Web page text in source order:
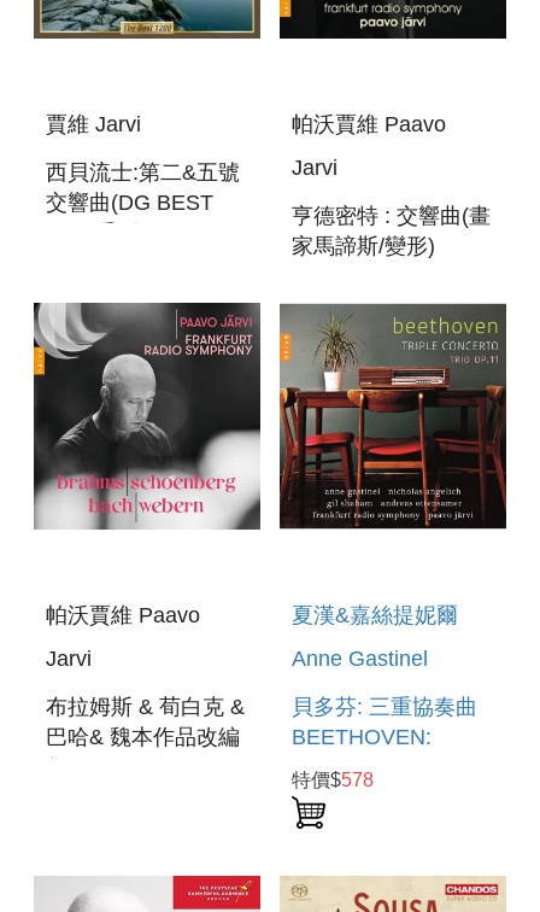
賈維 Jarvi
西貝流士:第二&五號
交響曲(DG BEST
帕沃賈維 Paavo
Jarvi
亨德密特 : 交響曲(畫
家馬諦斯/變形)
帕沃賈維 Paavo
Jarvi
布拉姆斯 & 荀白克 &
巴哈& 魏本作品改編
夏漢&嘉絲提妮爾
Anne Gastinel
貝多芬: 三重協奏曲
BEETHOVEN:
TRIPLE
CONCERTO OP.56,
TRIO OP. 11
特價$578